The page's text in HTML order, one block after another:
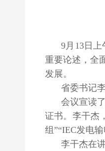
9月13日
重要论述，全
发展。
省委书记
会议宣读
证书。李干杰
组”“IEC发电
李干杰在